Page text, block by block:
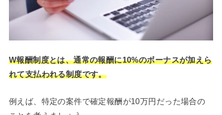
W報酬制度とは、通常の報酬に10%のボーナスが加えら
れて支払われる制度です。
例えば、特定の案件で確定報酬が10万円だった場合の